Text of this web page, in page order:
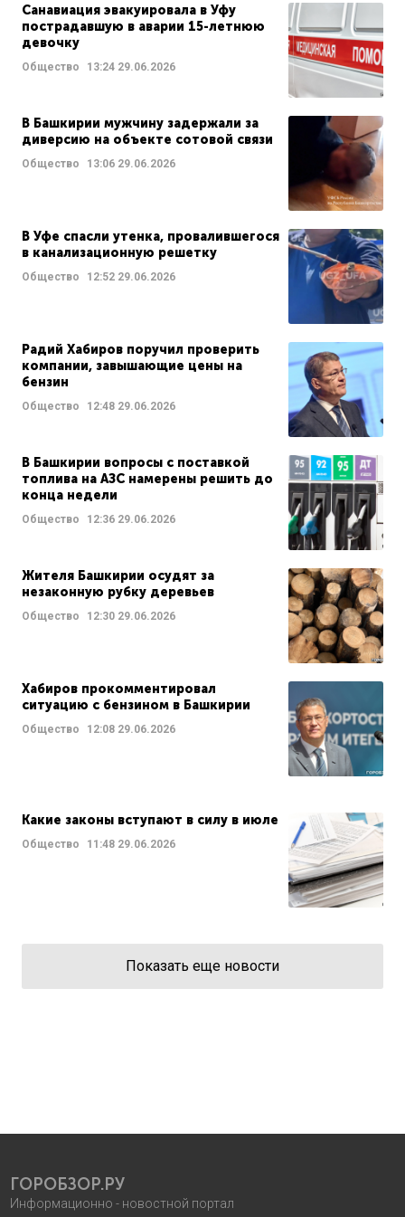
Санавиация эвакуировала в Уфу
пострадавшую в аварии 15-летнюю
девочку
Общество 13:24 29.06.2026
В Башкирии мужчину задержали за
диверсию на объекте сотовой связи
Общество 13:06 29.06.2026
В Уфе спасли утенка, провалившегося
в канализационную решетку
Общество 12:52 29.06.2026
Радий Хабиров поручил проверить
компании, завышающие цены на
бензин
Общество 12:48 29.06.2026
В Башкирии вопросы с поставкой
топлива на АЗС намерены решить до
конца недели
Общество 12:36 29.06.2026
Жителя Башкирии осудят за
незаконную рубку деревьев
Общество 12:30 29.06.2026
Хабиров прокомментировал
ситуацию с бензином в Башкирии
Общество 12:08 29.06.2026
Какие законы вступают в силу в июле
Общество 11:48 29.06.2026
Показать еще новости
ГОРОБЗОР.РУ
Информационно - новостной портал